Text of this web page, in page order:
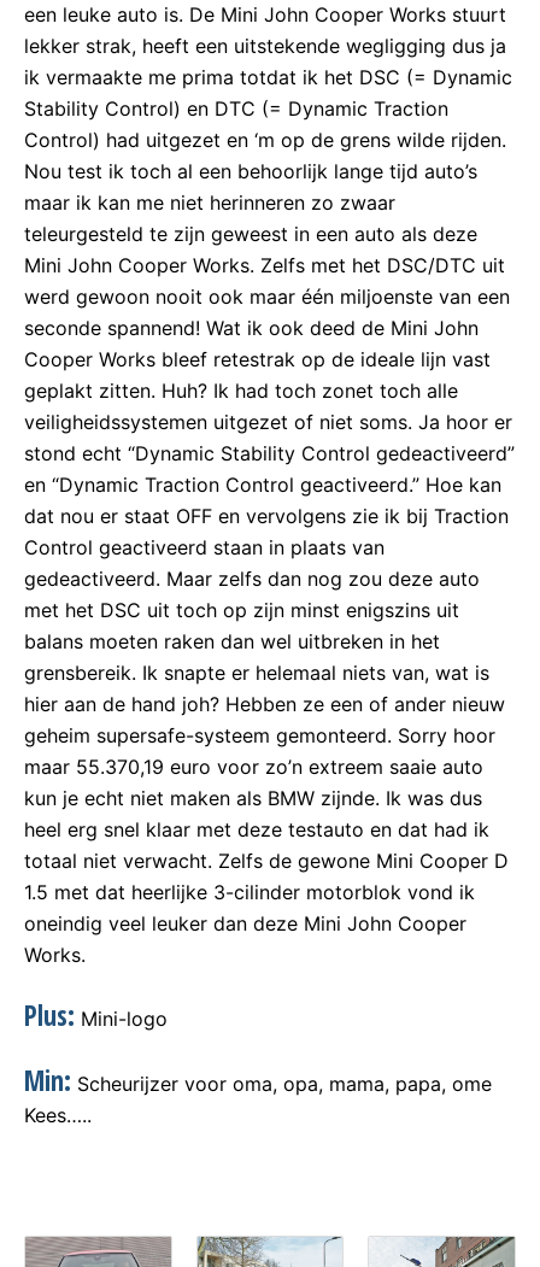
een leuke auto is. De Mini John Cooper Works stuurt
lekker strak, heeft een uitstekende wegligging dus ja
ik vermaakte me prima totdat ik het DSC (= Dynamic
Stability Control) en DTC (= Dynamic Traction
Control) had uitgezet en ‘m op de grens wilde rijden.
Nou test ik toch al een behoorlijk lange tijd auto’s
maar ik kan me niet herinneren zo zwaar
teleurgesteld te zijn geweest in een auto als deze
Mini John Cooper Works. Zelfs met het DSC/DTC uit
werd gewoon nooit ook maar één miljoenste van een
seconde spannend! Wat ik ook deed de Mini John
Cooper Works bleef retestrak op de ideale lijn vast
geplakt zitten. Huh? Ik had toch zonet toch alle
veiligheidssystemen uitgezet of niet soms. Ja hoor er
stond echt “Dynamic Stability Control gedeactiveerd”
en “Dynamic Traction Control geactiveerd.” Hoe kan
dat nou er staat OFF en vervolgens zie ik bij Traction
Control geactiveerd staan in plaats van
gedeactiveerd. Maar zelfs dan nog zou deze auto
met het DSC uit toch op zijn minst enigszins uit
balans moeten raken dan wel uitbreken in het
grensbereik. Ik snapte er helemaal niets van, wat is
hier aan de hand joh? Hebben ze een of ander nieuw
geheim supersafe-systeem gemonteerd. Sorry hoor
maar 55.370,19 euro voor zo’n extreem saaie auto
kun je echt niet maken als BMW zijnde. Ik was dus
heel erg snel klaar met deze testauto en dat had ik
totaal niet verwacht. Zelfs de gewone Mini Cooper D
1.5 met dat heerlijke 3-cilinder motorblok vond ik
oneindig veel leuker dan deze Mini John Cooper
Works.
Plus: Mini-logo
Min: Scheurijzer voor oma, opa, mama, papa, ome
Kees…..